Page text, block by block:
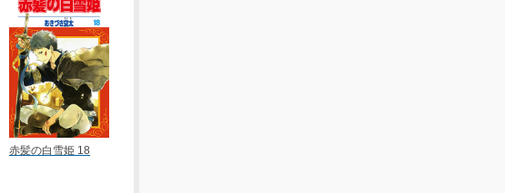
赤髪の白雪姫 18